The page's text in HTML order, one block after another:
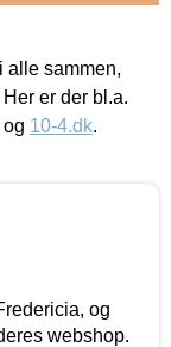
alle sammen,
er der bl.a.
og 10-4.dk.
og
webshop.